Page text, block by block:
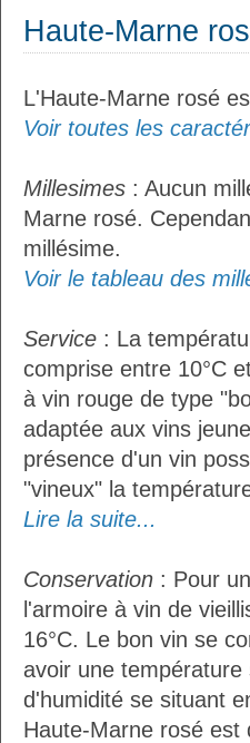
Haute-Marne
L'Haute-Marne rosé
Voir toutes les
Millesimes : Aucun
Marne rosé.
millésime.
Voir le tableau des
Service : La
comprise entre 10°C
à vin rouge de type
adaptée aux vins
présence d'un vin
"vineux" la
Lire la suite...
Conservation : Pour
l'armoire à vin de
16°C. Le bon vin se
avoir une température
d'humidité se situant
Haute-Marne rosé est